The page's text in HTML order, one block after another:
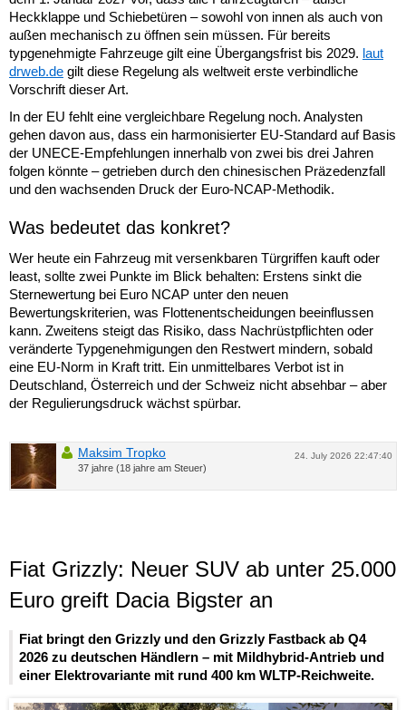
Heckklappe und Schiebetüren – sowohl von innen als auch von
außen mechanisch zu öffnen sein müssen. Für bereits
typgenehmigte Fahrzeuge gilt eine Übergangsfrist bis 2029. laut
drweb.de gilt diese Regelung als weltweit erste verbindliche
Vorschrift dieser Art.
In der EU fehlt eine vergleichbare Regelung noch. Analysten
gehen davon aus, dass ein harmonisierter EU-Standard auf Basis
der UNECE-Empfehlungen innerhalb von zwei bis drei Jahren
folgen könnte – getrieben durch den chinesischen Präzedenzfall
und den wachsenden Druck der Euro-NCAP-Methodik.
Was bedeutet das konkret?
Wer heute ein Fahrzeug mit versenkbaren Türgriffen kauft oder
least, sollte zwei Punkte im Blick behalten: Erstens sinkt die
Sternewertung bei Euro NCAP unter den neuen
Bewertungskriterien, was Flottenentscheidungen beeinflussen
kann. Zweitens steigt das Risiko, dass Nachrüstpflichten oder
veränderte Typgenehmigungen den Restwert mindern, sobald
eine EU-Norm in Kraft tritt. Ein unmittelbares Verbot ist in
Deutschland, Österreich und der Schweiz nicht absehbar – aber
der Regulierungsdruck wächst spürbar.
24. July 2026 22:47:40
Maksim Tropko
37 jahre (18 jahre am Steuer)
Fiat Grizzly: Neuer SUV ab unter 25.000
Euro greift Dacia Bigster an
Fiat bringt den Grizzly und den Grizzly Fastback ab Q4
2026 zu deutschen Händlern – mit Mildhybrid-Antrieb und
einer Elektrovariante mit rund 400 km WLTP-Reichweite.